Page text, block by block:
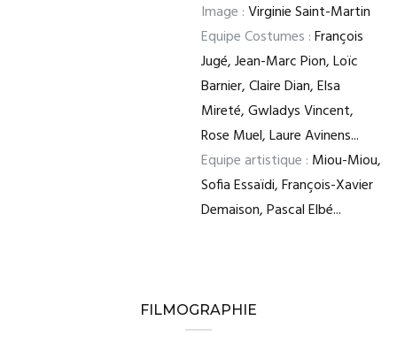
Image :Virginie Saint-Martin
Equipe Costumes :François
Jugé, Jean-Marc Pion, Loïc
Barnier, Claire Dian, Elsa
Mireté, Gwladys Vincent,
Rose Muel, Laure Avinens...
Equipe artistique : Miou-Miou,
Sofia Essaïdi, François-Xavier
Demaison, Pascal Elbé...
FILMOGRAPHIE